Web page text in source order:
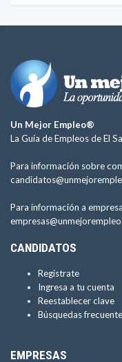
Un Mejor Empleo®
La Guía de Empleos de El
Para información sobre
Para información a
CANDIDATOS
Regístrate
Ingresa a tu cuenta
Reestablecer clave
Búsquedas
EMPRESAS